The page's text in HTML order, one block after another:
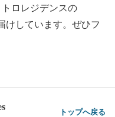
ロレジデンスの
けしています。ぜひフ
トップへ戻る